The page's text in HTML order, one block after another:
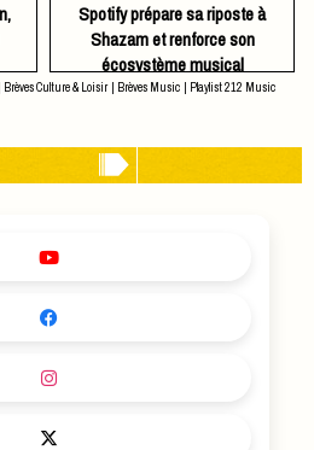
Spotify prépare sa riposte à
Shazam et renforce son
écosystème musical
Brèves Culture & Loisir | Brèves Music | Playlist 212 Music